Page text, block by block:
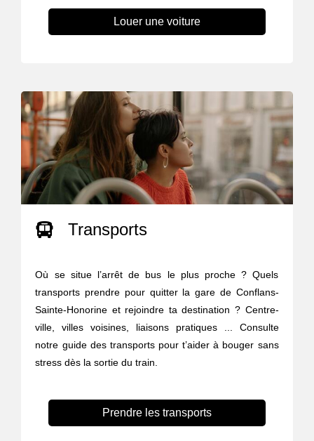
Louer une voiture
Transports
Où se situe l’arrêt de bus le plus proche ? Quels
transports prendre pour quitter la gare de Conflans-
Sainte-Honorine et rejoindre ta destination ? Centre-
ville, villes voisines, liaisons pratiques ... Consulte
notre guide des transports pour t’aider à bouger sans
stress dès la sortie du train.
Prendre les transports